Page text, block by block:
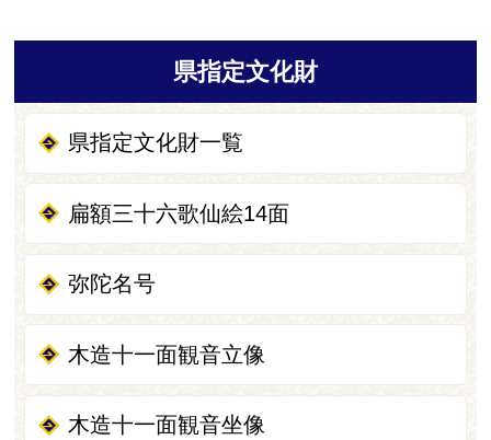
県指定文化財
県指定文化財一覧
扁額三十六歌仙絵14面
弥陀名号
木造十一面観音立像
木造十一面観音坐像